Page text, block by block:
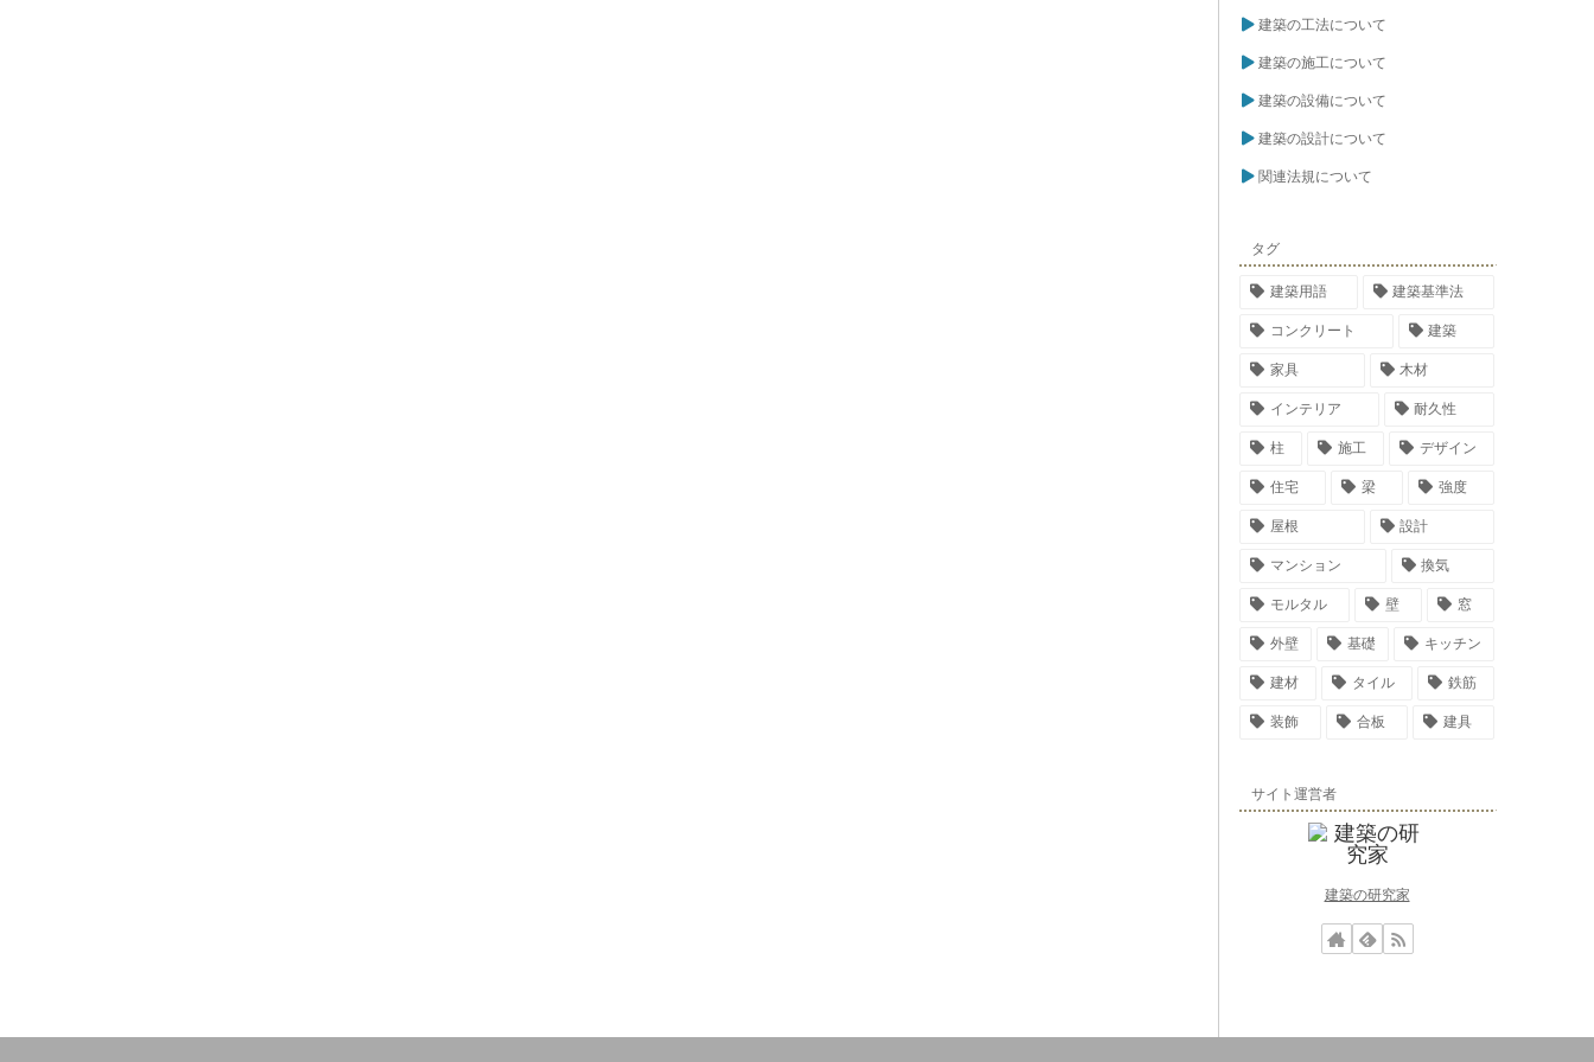
建築の工法について
建築の施工について
建築の設備について
建築の設計について
関連法規について
タグ
建築用語 建築基準法
コンクリート 建築
家具 木材
インテリア 耐久性
柱 施工 デザイン
住宅 梁 強度
屋根 設計
マンション 換気
モルタル 壁 窓
外壁 基礎 キッチン
建材 タイル 鉄筋
装飾 合板 建具
サイト運営者
建築の研究家